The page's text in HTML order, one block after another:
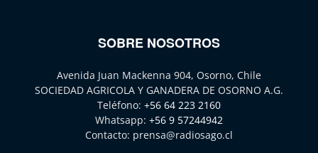
SOBRE NOSOTROS
Avenida Juan Mackenna 904, Osorno, Chile
SOCIEDAD AGRICOLA Y GANADERA DE OSORNO A.G.
Teléfono: +56 64 223 2160
Whatsapp: +56 9 57244942
Contacto: prensa@radiosago.cl